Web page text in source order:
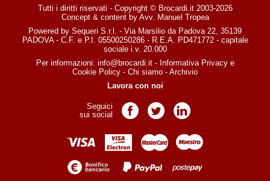
Tutti i diritti riservati - Copyright © Brocardi.it 2003-2026
Concept & content by Avv. Manuel Tropea
Powered by Sequeri S.r.l. - Via Marsilio da Padova 22, 35139
PADOVA - C.F. e P.I. 05500250286 - R.E.A. PD471772 - capitale
sociale i.v. 20.000
Per informazioni: info@brocardi.it- Informativa Privacye
Cookie Policy - Chi siamo - Archivio
Lavora con noi
Seguici
sui social
Pagina Facebook
Pagina TwitterPagina LinkedIn